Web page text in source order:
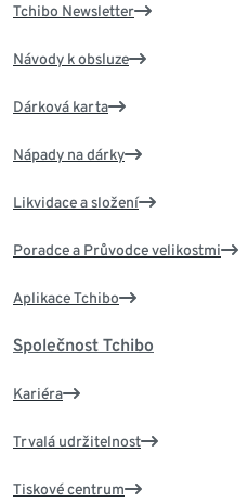
Tchibo Newsletter
Návody k obsluze
Dárková karta
Nápady na dárky
Likvidace a složení
Poradce a Průvodce velikostmi
Aplikace Tchibo
Společnost Tchibo
Kariéra
Trvalá udržitelnost
Tiskové centrum